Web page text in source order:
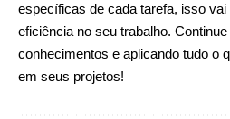
específicas de cada tarefa, isso vai
eficiência no seu trabalho.
conhecimentos e aplicando tudo o
em seus projetos!